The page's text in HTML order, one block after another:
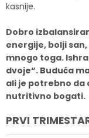
kasnije.
Dobro
energije, bolji
mnogo toga.
dvoje“. Buduća
ali je potrebno da
nutritivno bogati.
PRVI